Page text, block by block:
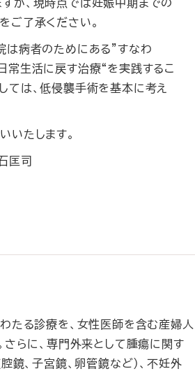
が、現時点では妊娠中期までの
ご了承ください。
は病者のためにある”すなわ
常生活に戻す治療“を実践するこ
ては、低侵襲手術を基本に考え
いたします。
匡司
たる診療を、女性医師を含む産婦人
さらに、専門外来として腫瘍に関す
鏡、子宮鏡、卵管鏡など）、不妊外